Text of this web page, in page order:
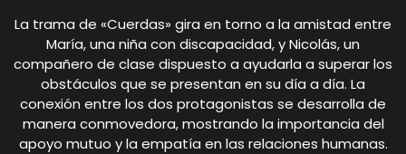
La trama de «Cuerdas» gira en torno a la amistad entre
María, una niña con discapacidad, y Nicolás, un
compañero de clase dispuesto a ayudarla a superar los
obstáculos que se presentan en su día a día. La
conexión entre los dos protagonistas se desarrolla de
manera conmovedora, mostrando la importancia del
apoyo mutuo y la empatía en las relaciones humanas.